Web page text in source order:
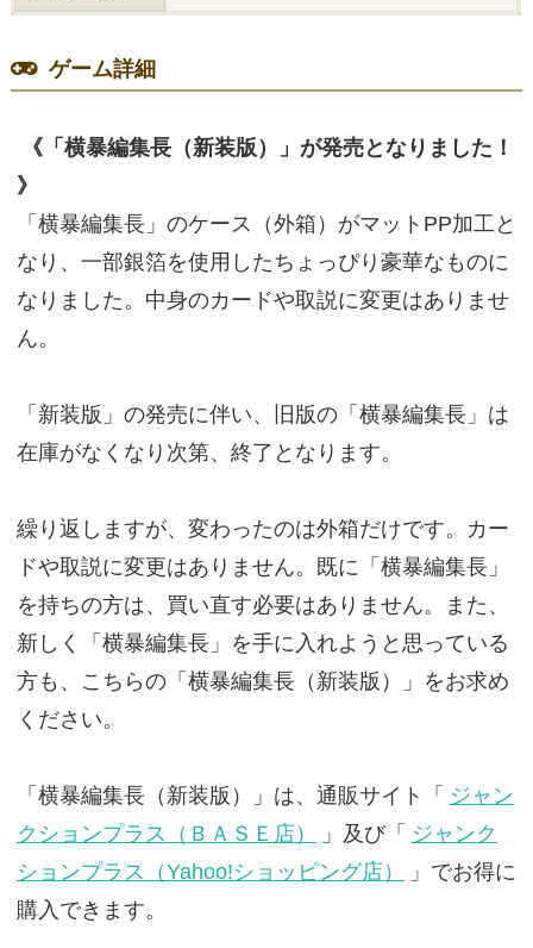
ゲーム詳細
《「横暴編集長（新装版）」が発売となりました！
》
「横暴編集長」のケース（外箱）がマットPP加工と
なり、一部銀箔を使用したちょっぴり豪華なものに
なりました。中身のカードや取説に変更はありませ
ん。
「新装版」の発売に伴い、旧版の「横暴編集長」は
在庫がなくなり次第、終了となります。
繰り返しますが、変わったのは外箱だけです。カー
ドや取説に変更はありません。既に「横暴編集長」
を持ちの方は、買い直す必要はありません。また、
新しく「横暴編集長」を手に入れようと思っている
方も、こちらの「横暴編集長（新装版）」をお求め
ください。
「横暴編集長（新装版）」は、通販サイト「 ジャン
クションプラス（ＢＡＳＥ店）
」及び「 ジャンク
ションプラス（Yahoo!ショッピング店）
」でお得に
購入できます。